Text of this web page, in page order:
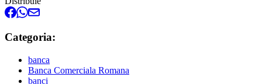
Categoria:
banca
Banca Comerciala Romana
banci